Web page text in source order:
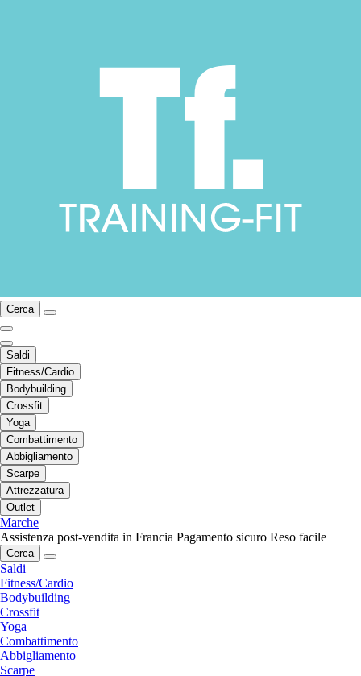
Cerca
Saldi
Fitness/Cardio
Bodybuilding
Crossfit
Yoga
Combattimento
Abbigliamento
Scarpe
Attrezzatura
Outlet
Marche
Assistenza post-vendita in Francia Pagamento sicuro Reso facile
Cerca
Saldi
Fitness/Cardio
Bodybuilding
Crossfit
Yoga
Combattimento
Abbigliamento
Scarpe